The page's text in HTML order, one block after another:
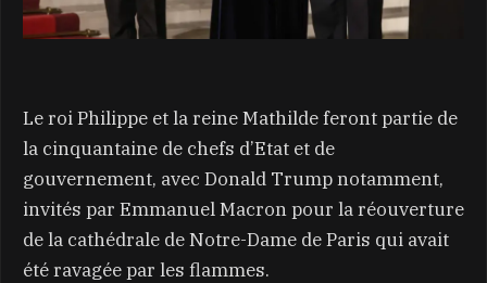
Le roi Philippe et la reine Mathilde feront partie de
la cinquantaine de chefs d’Etat et de
gouvernement, avec Donald Trump notamment,
invités par Emmanuel Macron pour la réouverture
de la cathédrale de Notre-Dame de Paris qui avait
été ravagée par les flammes.